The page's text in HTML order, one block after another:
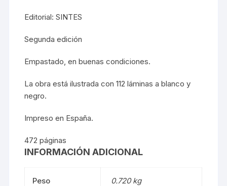
Editorial: SINTES
Segunda edición
Empastado, en buenas condiciones.
La obra está ilustrada con 112 láminas a blanco y
negro.
Impreso en España.
472 páginas
INFORMACIÓN ADICIONAL
Peso 0.720 kg